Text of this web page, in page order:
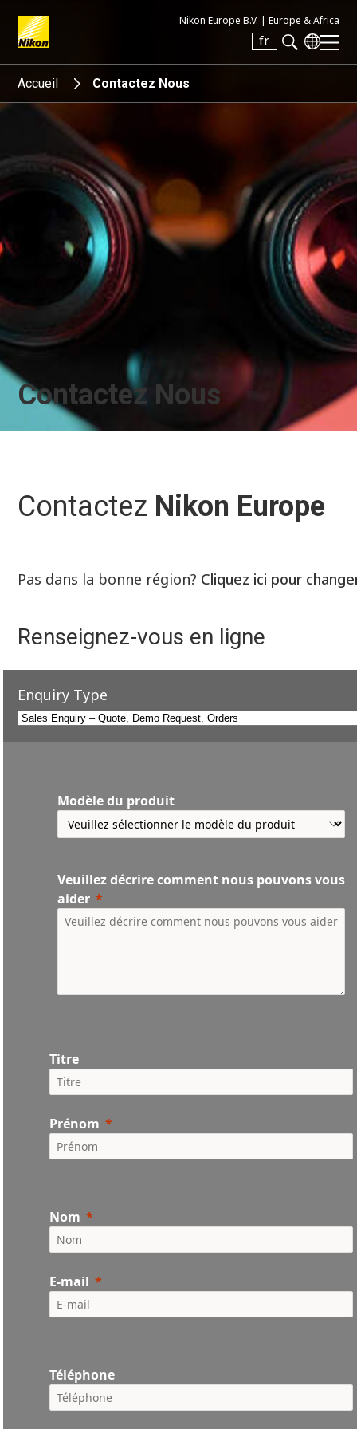
Nikon Europe B.V. | Europe & Africa
fr
Search keyword(s)
Accueil Contactez Nous
Contactez Nous
Contactez Nikon Europe
Pas dans la bonne région? Cliquez ici pour
Renseignez-vous en ligne
Enquiry Type
Modèle du produit
Veuillez décrire comment nous pouvons vous
aider
Titre
Prénom
Nom
E-mail
Téléphone